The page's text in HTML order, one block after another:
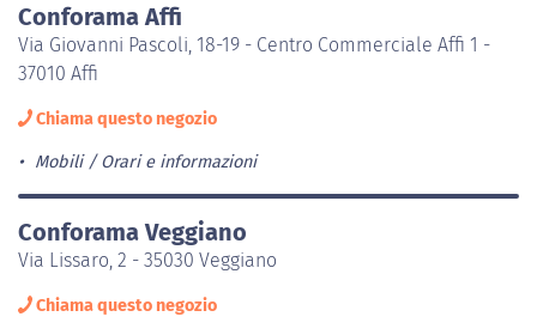
Conforama Affi
Via Giovanni Pascoli, 18-19 - Centro Commerciale Affi 1 -
37010 Affi
Chiama questo negozio
Mobili Orari e informazioni
Conforama Veggiano
Via Lissaro, 2 - 35030 Veggiano
Chiama questo negozio